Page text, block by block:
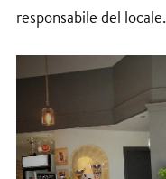
responsabile del locale.